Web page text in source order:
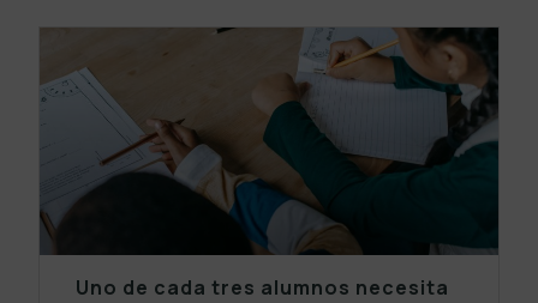
Uno de cada tres alumnos necesita